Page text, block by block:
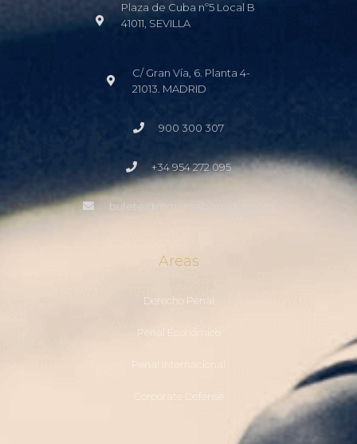
Plaza de Cuba nº5 Local B
41011, SEVILLA
C/ Gran Vía, 6. Planta 4-
21013. MADRID
900 300 307
+34 954 272 095
bufete@romeroabogados.com
Areas
Derecho Penal
Penal Económico
Penal Internacional
Corporate Defense